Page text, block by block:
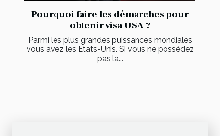
Pourquoi faire les démarches pour
obtenir visa USA ?
Parmi les plus grandes puissances mondiales
vous avez les Etats-Unis. Si vous ne possédez
pas la...